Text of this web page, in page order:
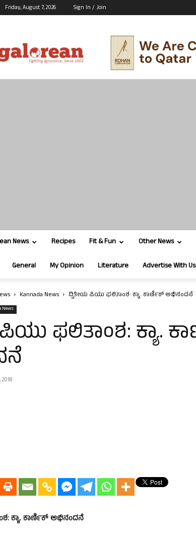
Friday, August 7, 2026 Sign In / Join
News Recipes Fit & Fun Other News
General My Opinion Literature Advertise With Us
Kannada News ದ್ವಿತೀಯ ಪಿಯು ಫಲಿತಾಂಶ: ಕ್ಯಾ. ಕಾರ್ಣಿಕ್ ಅಭಿನಂದನೆ
News
ಫಲಿತಾಂಶ: ಕ್ಯಾ.
ಕ್ಯಾ. ಕಾರ್ಣಿಕ್ ಅಭಿನಂದನೆ